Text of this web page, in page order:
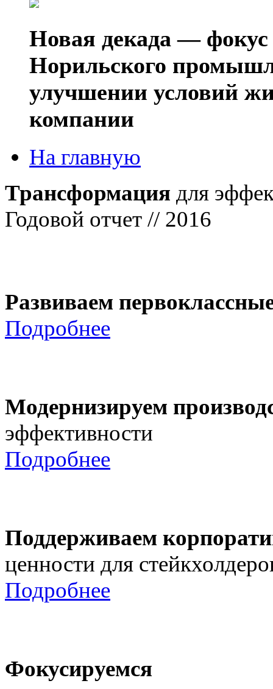
Новая декада — фокус
Норильского
улучшении условий
компании
На главную
Трансформация для
Годовой отчет // 2016
Развиваем
Подробнее
Модернизируем
эффективности
Подробнее
Поддерживаем
ценности для
Подробнее
Фокусируемся